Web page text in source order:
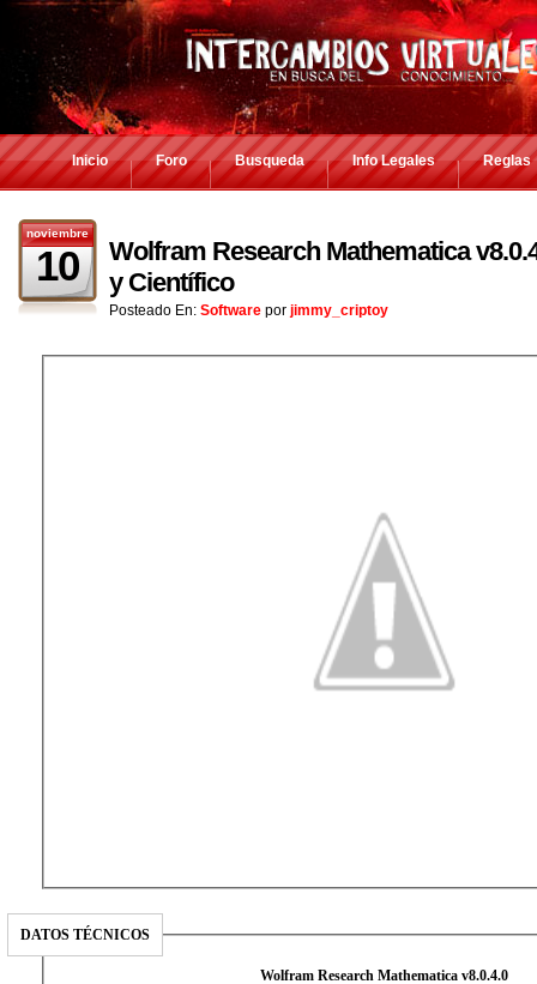
Inicio Foro Busqueda Info Legales Reglas
noviembre
10
Wolfram Research Mathematica
y Científico
Posteado En: Software por jimmy_criptoy
DATOS TÉCNICOS
Wolfram Research Mathematica v8.0.4.0